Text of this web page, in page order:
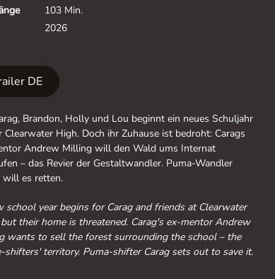
103 Min.
2026
DE
Brandon, Holly und Lou beginnt ein neues Schuljahr
Clearwater High. Doch ihr Zuhause ist bedroht: Carags
Andrew Milling will den Wald ums Internat
– das Revier der Gestaltwandler. Puma-Wandler
will es retten.
school year begins for Carag and friends at Clearwater
their home is threatened. Carag's ex-mentor Andrew
wants to sell the forest surrounding the school – the
shifters' territory. Puma-shifter Carag sets out to save it.